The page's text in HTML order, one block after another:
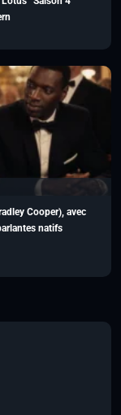
Cooper), avec
natifs